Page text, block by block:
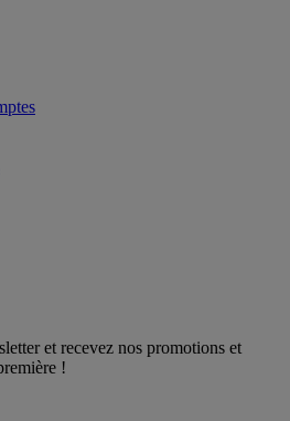
et recevez nos promotions et
!